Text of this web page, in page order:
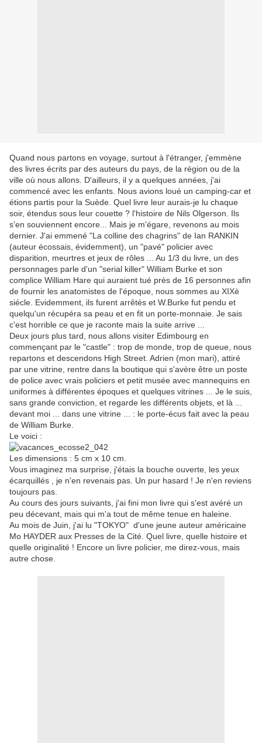
Quand nous partons en voyage, surtout à l'étranger, j'emmène
des livres écrits par des auteurs du pays, de la région ou de la
ville où nous allons. D'ailleurs, il y a quelques années, j'ai
commencé avec les enfants. Nous avions loué un camping-car et
étions partis pour la Suède. Quel livre leur aurais-je lu chaque
soir, étendus sous leur couette ? l'histoire de Nils Olgerson. Ils
s'en souviennent encore... Mais je m'égare, revenons au mois
dernier. J'ai emmené "La colline des chagrins" de Ian RANKIN
(auteur écossais, évidemment), un "pavé" policier avec
disparition, meurtres et jeux de rôles ... Au 1/3 du livre, un des
personnages parle d'un "serial killer" William Burke et son
complice William Hare qui auraient tué près de 16 personnes afin
de fournir les anatomistes de l'époque, nous sommes au XIXè
siécle. Evidemment, ils furent arrêtés et W.Burke fut pendu et
quelqu'un récupéra sa peau et en fit un porte-monnaie. Je sais
c'est horrible ce que je raconte mais la suite arrive ...
Deux jours plus tard, nous allons visiter Edimbourg en
commençant par le "castle" : trop de monde, trop de queue, nous
repartons et descendons High Street. Adrien (mon mari), attiré
par une vitrine, rentre dans la boutique qui s'avère être un poste
de police avec vrais policiers et petit musée avec mannequins en
uniformes à différentes époques et quelques vitrines ... Je le suis,
sans grande conviction, et regarde les différents objets, et là ...
devant moi ... dans une vitrine ... : le porte-écus fait avec la peau
de William Burke.
Le voici :
Les dimensions : 5 cm x 10 cm.
Vous imaginez ma surprise, j'étais la bouche ouverte, les yeux
écarquillés , je n'en revenais pas. Un pur hasard ! Je n'en reviens
toujours pas.
Au cours des jours suivants, j'ai fini mon livre qui s'est avéré un
peu décevant, mais qui m'a tout de même tenue en haleine.
Au mois de Juin, j'ai lu "TOKYO" d'une jeune auteur américaine
Mo HAYDER aux Presses de la Cité. Quel livre, quelle histoire et
quelle originalité ! Encore un livre policier, me direz-vous, mais
autre chose.